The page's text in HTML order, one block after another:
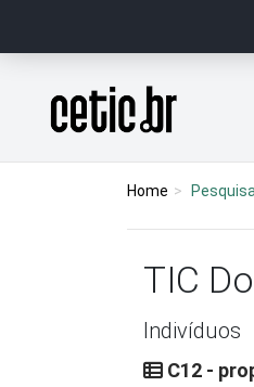
Página inicial
Home
TIC
Indivíduos
C12 -